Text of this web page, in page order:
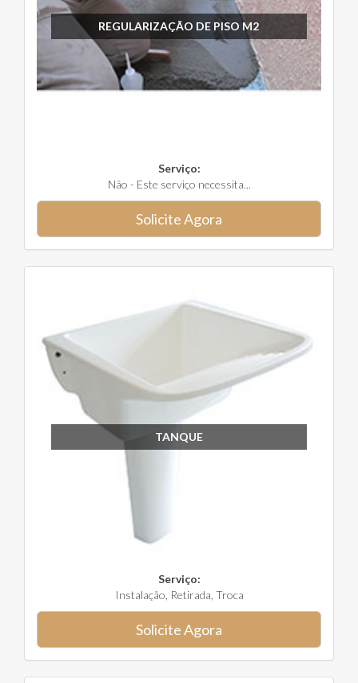
REGULARIZAÇÃO DE PISO M2
Serviço:
Não - Este serviço necessita...
Solicite Agora
TANQUE
Serviço:
Instalação, Retirada, Troca
Solicite Agora